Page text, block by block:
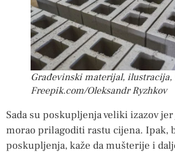
Građevinski materijal, ilustracija,
Freepik.com/Oleksandr Ryzhkov
Sada su poskupljenja veliki izazov
morao prilagoditi rastu cijena. Ipak,
poskupljenja, kaže da mušterije i